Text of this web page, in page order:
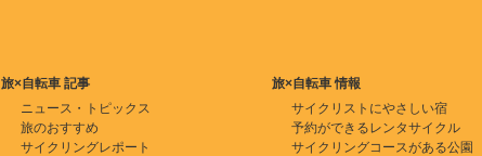
旅×自転車 記事
ニュース・トピックス
旅のおすすめ
サイクリングレポート
旅×自転車 情報
サイクリストにやさしい宿
予約ができるレンタサイクル
サイクリングコースがある公園